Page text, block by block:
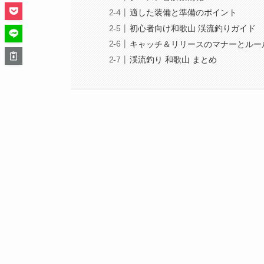
適した装備と準備のポイント
初心者向け和歌山 渓流釣りガイド
キャッチ＆リリースのマナーとルー
渓流釣り 和歌山 まとめ